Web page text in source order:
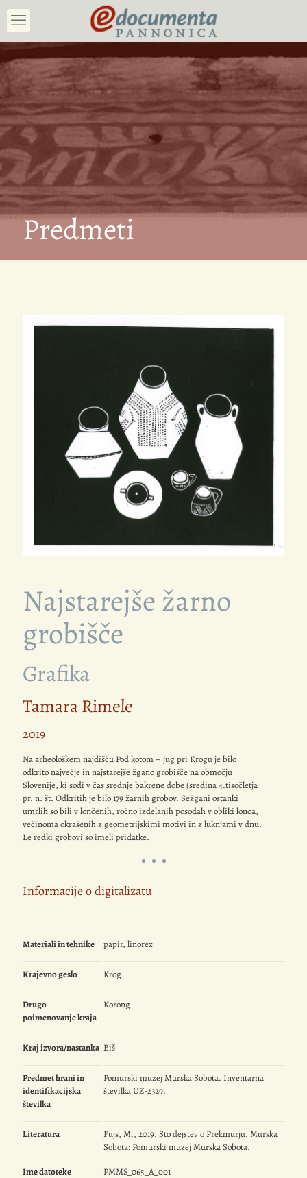
Predmeti
Najstarejše žarno
grobišče
Grafika
Tamara Rimele
2019
Na arheološkem najdišču Pod kotom – jug pri Krogu je bilo
odkrito največje in najstarejše žgano grobišče na območju
Slovenije, ki sodi v čas srednje bakrene dobe (sredina 4.tisočletja
pr. n. št. Odkritih je bilo 179 žarnih grobov. Sežgani ostanki
umrlih so bili v lončenih, ročno izdelanih posodah v obliki lonca,
večinoma okrašenih z geometrijskimi motivi in z luknjami v dnu.
Le redki grobovi so imeli pridatke.
Informacije o digitalizatu
Materiali in tehnike papir, linorez
Krajevno geslo Krog
Drugo
poimenovanje kraja
Korong
Kraj izvora/nastanka Biš
Predmet hrani in
identifikacijska
številka
Pomurski muzej Murska Sobota. Inventarna
številka UZ-2329.
Literatura
Fujs, M., 2019. Sto dejstev o Prekmurju. Murska
Sobota: Pomurski muzej Murska Sobota.
Ime datoteke PMMS_065_A_001